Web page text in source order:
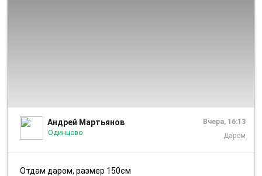
Андрей Мартьянов
Одинцово
Вчера, 16:13
Даром
Отдам даром, размер 150см